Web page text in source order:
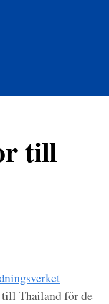
till
till Thailand för de